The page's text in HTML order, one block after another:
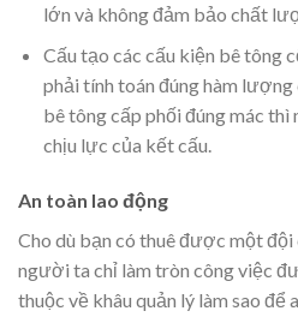
lớn và không đảm bảo chất
Cấu tạo các cấu kiện bê tông
phải tính toán đúng hàm
bê tông cấp phối đúng mác
chịu lực của kết cấu.
An toàn lao động
Cho dù bạn có thuê được một đội
người ta chỉ làm tròn công việc
thuộc về khâu quản lý làm sao để